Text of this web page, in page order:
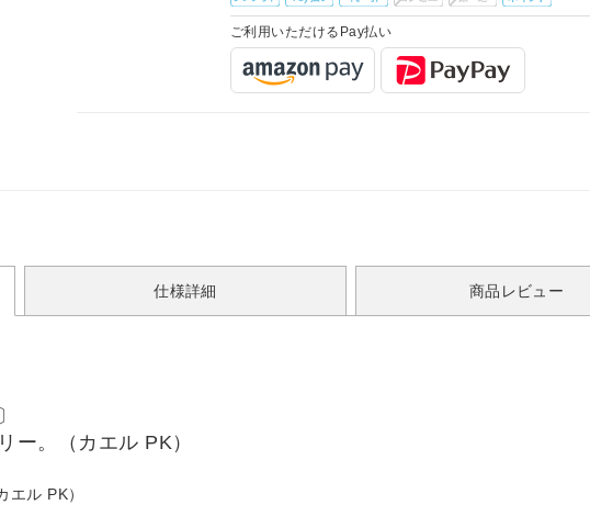
ご利用いただけるPay払い
仕様詳細 商品レビュー
ー。（カエル PK）
ル PK）